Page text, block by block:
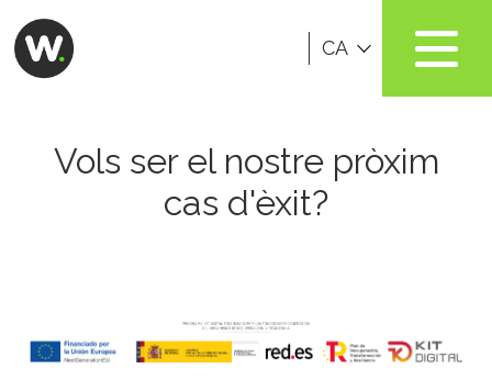
CA
Vols ser el nostre pròxim
cas d'èxit?